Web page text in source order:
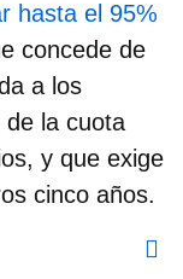
hasta el 95%
concede de
a los
de la cuota
y que exige
cinco años.